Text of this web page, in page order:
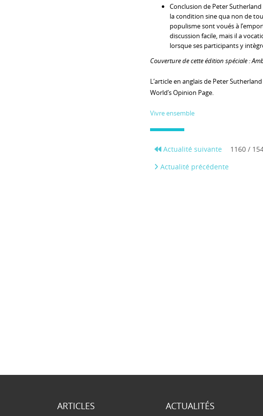
Conclusion de Peter
la condition sine qua non de
populisme sont voués à
discussion facile, mais il a
lorsque ses participants y
Couverture de cette édition spéciale :
L’article en anglais de Peter
World’s Opinion Page.
Vivre ensemble
Actualité suivante
1160 /
Actualité précédente
ARTICLES ACTUALITÉS